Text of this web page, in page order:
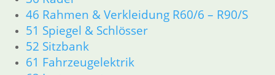
46 Rahmen & Verkleidung R60/6 – R90/S
51 Spiegel & Schlösser
52 Sitzbank
61 Fahrzeugelektrik
Alle Preise inkl. der gesetzl. MwSt. und zzgl. Versand_
Service
Kontakt